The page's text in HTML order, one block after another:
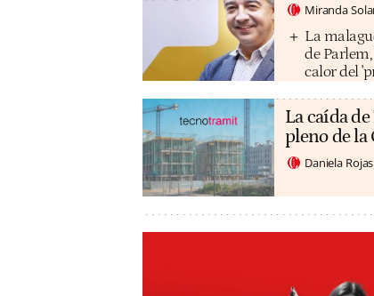
Miranda
La
de
calor del
La caída
pleno de la
Daniela Rojas